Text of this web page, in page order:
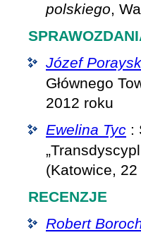
polskiego,
Józef
Głównego
2012 roku
Ewelina Tyc :
(Katowice,
RECENZJE
Robert